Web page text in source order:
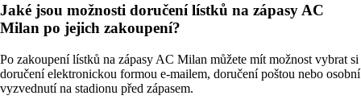
Jaké jsou možnosti doručení lístků na zápasy AC
Milan po jejich zakoupení?
Po zakoupení lístků na zápasy AC Milan můžete mít možnost vybrat si
doručení elektronickou formou e-mailem, doručení poštou nebo osobní
vyzvednutí na stadionu před zápasem.